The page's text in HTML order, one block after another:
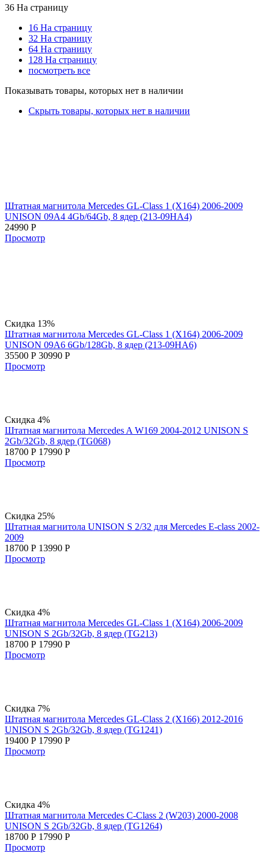
36 На страницу
16 На страницу
32 На страницу
64 На страницу
128 На страницу
посмотреть все
Показывать товары, которых нет в наличии
Скрыть товары, которых нет в наличии
Штатная магнитола Mercedes GL-Class 1 (X164) 2006-2009
UNISON 09A4 4Gb/64Gb, 8 ядер (213-09HA4)
24990 Р
Просмотр
Скидка 13%
Штатная магнитола Mercedes GL-Class 1 (X164) 2006-2009
UNISON 09A6 6Gb/128Gb, 8 ядер (213-09HA6)
35500 Р 30990 Р
Просмотр
Скидка 4%
Штатная магнитола Mercedes A W169 2004-2012 UNISON S
2Gb/32Gb, 8 ядер (TG068)
18700 Р 17990 Р
Просмотр
Скидка 25%
Штатная магнитола UNISON S 2/32 для Mercedes E-class 2002-
2009
18700 Р 13990 Р
Просмотр
Скидка 4%
Штатная магнитола Mercedes GL-Class 1 (X164) 2006-2009
UNISON S 2Gb/32Gb, 8 ядер (TG213)
18700 Р 17990 Р
Просмотр
Скидка 7%
Штатная магнитола Mercedes GL-Class 2 (X166) 2012-2016
UNISON S 2Gb/32Gb, 8 ядер (TG1241)
19400 Р 17990 Р
Просмотр
Скидка 4%
Штатная магнитола Mercedes C-Class 2 (W203) 2000-2008
UNISON S 2Gb/32Gb, 8 ядер (TG1264)
18700 Р 17990 Р
Просмотр